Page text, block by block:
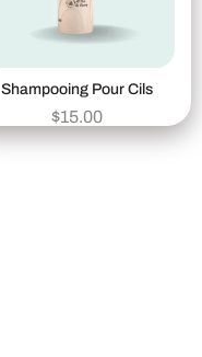
Shampooing Pour Cils
$15.00